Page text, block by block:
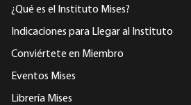
¿Qué es el Instituto Mises?
Indicaciones para Llegar al Instituto
Conviértete en Miembro
Eventos Mises
Librería Mises